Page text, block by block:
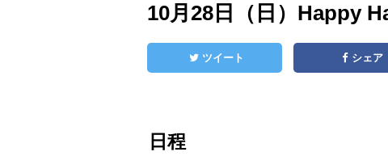
10月28日（日）Happy
ツイート シェア
日程